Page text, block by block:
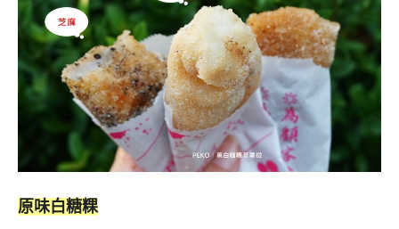
原味白糖粿